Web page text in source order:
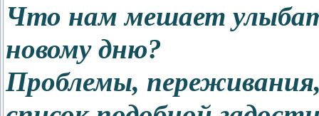
Что нам мешает
новому дню?
Проблемы,